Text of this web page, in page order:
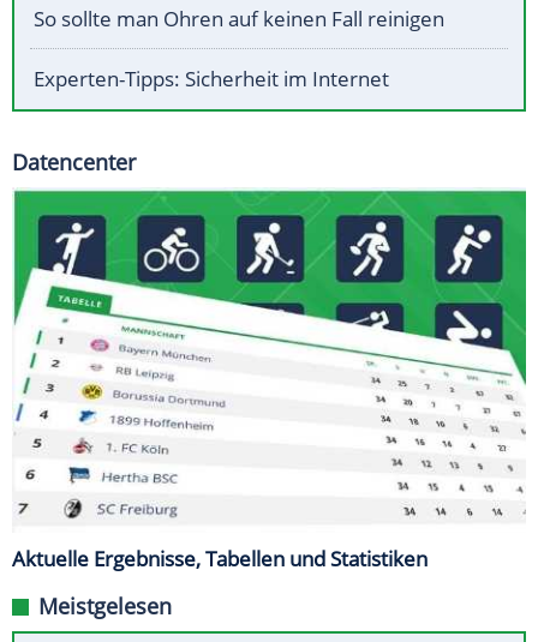
So sollte man Ohren auf keinen Fall reinigen
Experten-Tipps: Sicherheit im Internet
Datencenter
Aktuelle Ergebnisse, Tabellen und Statistiken
Meistgelesen